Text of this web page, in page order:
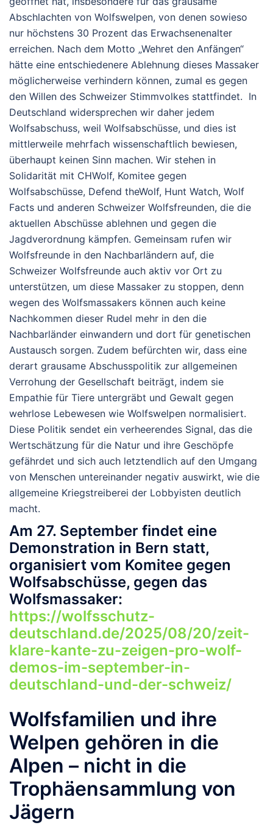
Abschlachten von Wolfswelpen, von denen sowieso
nur höchstens 30 Prozent das Erwachsenenalter
erreichen. Nach dem Motto „Wehret den Anfängen“
hätte eine entschiedenere Ablehnung dieses Massaker
möglicherweise verhindern können, zumal es gegen
den Willen des Schweizer Stimmvolkes stattfindet. In
Deutschland widersprechen wir daher jedem
Wolfsabschuss, weil Wolfsabschüsse, und dies ist
mittlerweile mehrfach wissenschaftlich bewiesen,
überhaupt keinen Sinn machen. Wir stehen in
Solidarität mit CHWolf, Komitee gegen
Wolfsabschüsse, Defend theWolf, Hunt Watch, Wolf
Facts und anderen Schweizer Wolfsfreunden, die die
aktuellen Abschüsse ablehnen und gegen die
Jagdverordnung kämpfen. Gemeinsam rufen wir
Wolfsfreunde in den Nachbarländern auf, die
Schweizer Wolfsfreunde auch aktiv vor Ort zu
unterstützen, um diese Massaker zu stoppen, denn
wegen des Wolfsmassakers können auch keine
Nachkommen dieser Rudel mehr in den die
Nachbarländer einwandern und dort für genetischen
Austausch sorgen. Zudem befürchten wir, dass eine
derart grausame Abschusspolitik zur allgemeinen
Verrohung der Gesellschaft beiträgt, indem sie
Empathie für Tiere untergräbt und Gewalt gegen
wehrlose Lebewesen wie Wolfswelpen normalisiert.
Diese Politik sendet ein verheerendes Signal, das die
Wertschätzung für die Natur und ihre Geschöpfe
gefährdet und sich auch letztendlich auf den Umgang
von Menschen untereinander negativ auswirkt, wie die
allgemeine Kriegstreiberei der Lobbyisten deutlich
macht.
Am 27. September findet eine
Demonstration in Bern statt,
organisiert vom Komitee gegen
Wolfsabschüsse, gegen das
Wolfsmassaker:
https://wolfsschutz-
deutschland.de/2025/08/20/zeit-
klare-kante-zu-zeigen-pro-wolf-
demos-im-september-in-
deutschland-und-der-schweiz/
Wolfsfamilien und ihre
Welpen gehören in die
Alpen – nicht in die
Trophäensammlung von
Jägern